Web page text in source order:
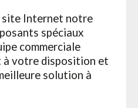
site Internet notre
spéciaux
commerciale
à votre disposition et
solution à